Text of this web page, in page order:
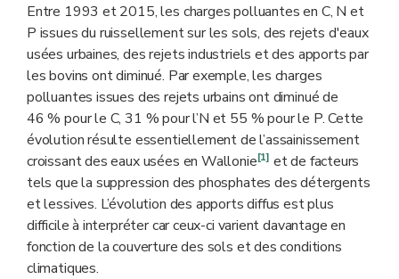
Entre 1993 et 2015, les charges polluantes en C, N et
P issues du ruissellement sur les sols, des rejets d'eaux
usées urbaines, des rejets industriels et des apports par
les bovins ont diminué. Par exemple, les charges
polluantes issues des rejets urbains ont diminué de
46 % pour le C, 31 % pour l’N et 55 % pour le P. Cette
évolution résulte essentiellement de l’assainissement
croissant des eaux usées en Wallonie[1] et de facteurs
tels que la suppression des phosphates des détergents
et lessives. L’évolution des apports diffus est plus
difficile à interpréter car ceux-ci varient davantage en
fonction de la couverture des sols et des conditions
climatiques.